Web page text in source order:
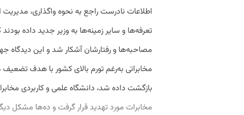
اطلاعات نادرست راجع به نحوه واگذاری،
تعرفه‌ها و سایر زمینه‌ها به وزیر جدید داده
مصاحبه‌ها و رفتارشان آشکار شد و این دیدگاه
بازگشت داده شد، دانشگاه علمی و کاربردی
مخابرات مورد تهدید قرار گرفت و ده‌ها مشکل